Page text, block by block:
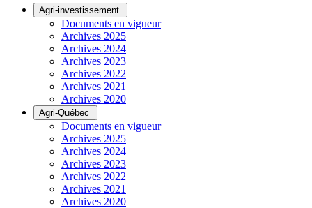
Agri-investissement
Documents en vigueur
Archives 2025
Archives 2024
Archives 2023
Archives 2022
Archives 2021
Archives 2020
Agri-Québec
Documents en vigueur
Archives 2025
Archives 2024
Archives 2023
Archives 2022
Archives 2021
Archives 2020